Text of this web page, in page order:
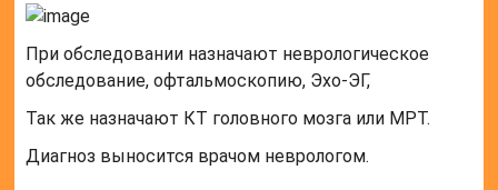
При обследовании назначают неврологическое
обследование, офтальмоскопию, Эхо-ЭГ,
Так же назначают КТ головного мозга или МРТ.
Диагноз выносится врачом неврологом.